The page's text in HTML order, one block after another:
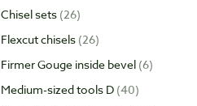
Chisel sets 26
Flexcut chisels 26
Firmer Gouge inside bevel 6
Medium-sized tools D 40